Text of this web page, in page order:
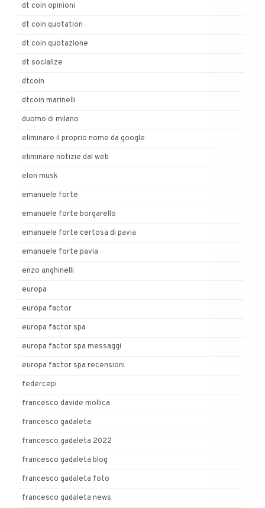
dt coin opinioni
dt coin quotation
dt coin quotazione
dt socialize
dtcoin
dtcoin marinelli
duomo di milano
eliminare il proprio nome da google
eliminare notizie dal web
elon musk
emanuele forte
emanuele forte borgarello
emanuele forte certosa di pavia
emanuele forte pavia
enzo anghinelli
europa
europa factor
europa factor spa
europa factor spa messaggi
europa factor spa recensioni
federcepi
francesco davide mollica
francesco gadaleta
francesco gadaleta 2022
francesco gadaleta blog
francesco gadaleta foto
francesco gadaleta news